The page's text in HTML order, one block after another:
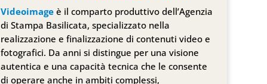
Videoimageè il comparto produttivo dell’Agenzia
di Stampa Basilicata, specializzato nella
realizzazione e finalizzazione di contenuti video e
fotografici. Da anni si distingue per una visione
autentica e una capacità tecnica che le consente
di operare anche in ambiti complessi,